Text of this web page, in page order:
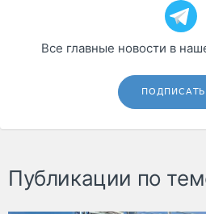
Все главные новости в
Публикации по